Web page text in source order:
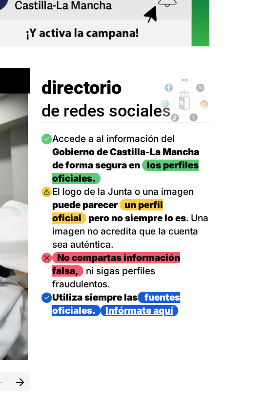
directorio
de redes sociales
Imagen
Accede a al información del
Gobierno de Castilla-La Mancha
de forma segura en
los perfiles
oficiales.
Imagen
El logo de la Junta o una imagen
puede parecer
un perfil
oficial
pero no siempre lo es. Una
imagen no acredita que la cuenta
sea auténtica.
ImagenNo compartas información
falsa,
ni sigas perfiles
fraudulentos.
Imagen
Utiliza siempre las
fuentes
oficiales.
Infórmate aquí